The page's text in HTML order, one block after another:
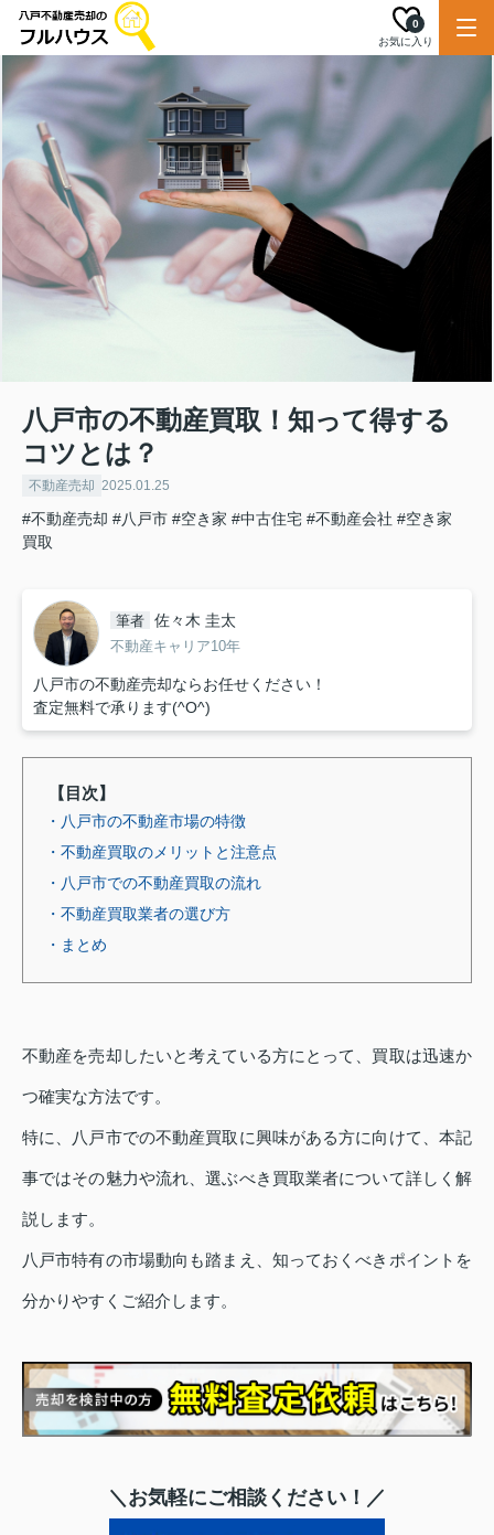
お気に入り
0
八戸市の不動産買取！知って得する
コツとは？
不動産売却 2025.01.25
#不動産売却 #八戸市 #空き家 #中古住宅 #不動産会社 #空き家
買取
筆者 佐々木 圭太
不動産キャリア10年
八戸市の不動産売却ならお任せください！
査定無料で承ります(^O^)
【目次】
・八戸市の不動産市場の特徴
・不動産買取のメリットと注意点
・八戸市での不動産買取の流れ
・不動産買取業者の選び方
・まとめ
不動産を売却したいと考えている方にとって、買取は迅速か
つ確実な方法です。
特に、八戸市での不動産買取に興味がある方に向けて、本記
事ではその魅力や流れ、選ぶべき買取業者について詳しく解
説します。
八戸市特有の市場動向も踏まえ、知っておくべきポイントを
分かりやすくご紹介します。
＼お気軽にご相談ください！／